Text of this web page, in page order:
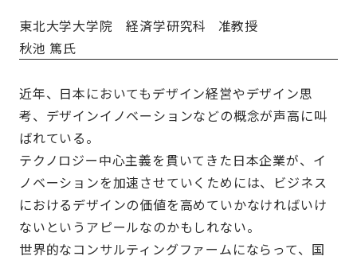
東北大学大学院 経済学研究科 准教授
秋池 篤氏
近年、日本においてもデザイン経営やデザイン思
考、デザインイノベーションなどの概念が声高に叫
ばれている。
テクノロジー中心主義を貫いてきた日本企業が、イ
ノベーションを加速させていくためには、ビジネス
におけるデザインの価値を高めていかなければいけ
ないというアピールなのかもしれない。
世界的なコンサルティングファームにならって、国